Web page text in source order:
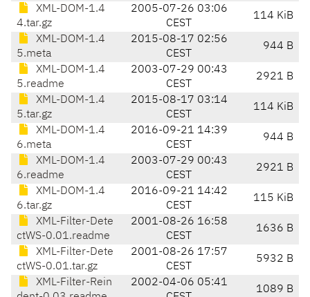
XML-DOM-1.4
4.tar.gz
2005-07-26 03:06
CEST
114 KiB
XML-DOM-1.4
5.meta
2015-08-17 02:56
CEST
944 B
XML-DOM-1.4
5.readme
2003-07-29 00:43
CEST
2921 B
XML-DOM-1.4
5.tar.gz
2015-08-17 03:14
CEST
114 KiB
XML-DOM-1.4
6.meta
2016-09-21 14:39
CEST
944 B
XML-DOM-1.4
6.readme
2003-07-29 00:43
CEST
2921 B
XML-DOM-1.4
6.tar.gz
2016-09-21 14:42
CEST
115 KiB
XML-Filter-Dete
ctWS-0.01.readme
2001-08-26 16:58
CEST
1636 B
XML-Filter-Dete
ctWS-0.01.tar.gz
2001-08-26 17:57
CEST
5932 B
XML-Filter-Rein
2002-04-06 05:41
1089 B